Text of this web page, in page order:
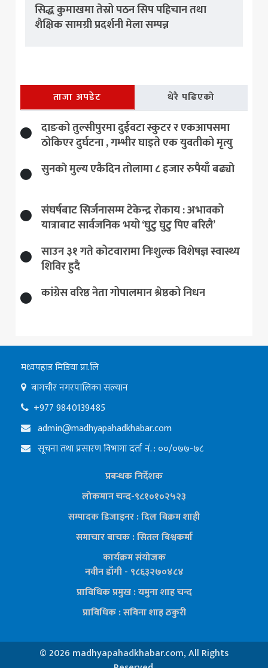
सिद्ध कुमाखमा तेस्रो पठन सिप पहिचान तथा
शैक्षिक सामग्री प्रदर्शनी मेला सम्पन्न
ताजा अपडेट धेरै पढिएको
दाङको तुल्सीपुरमा दुईवटा स्कुटर र एकआपसमा
ठोकिएर दुर्घटना , गम्भीर घाइते एक युवतीको मृत्यु
सुनकाे मुल्य एकैदिन तोलामा ८ हजार रुपैयाँ बढ्यो
संघर्षबाट सिर्जनासम्म टेकेन्द्र रोकाय : अभावको
यात्राबाट सार्वजनिक भयो ‘घुटु घुटु पिए बरिलै’
साउन ३१ गते कोटवारामा निःशुल्क विशेषज्ञ स्वास्थ्य
शिविर हुदै
कांग्रेस वरिष्ठ नेता गोपालमान श्रेष्ठको निधन
मध्यपहाड मिडिया प्रा.लि
बागचौर नगरपालिका सल्यान
+977 9840139485
admin@madhyapahadkhabar.com
सूचना तथा प्रसारण विभागा दर्ता नं. : ००/०७७-७८
प्रबन्धक निर्देशक
लोकमान चन्द-९८१०१०२५२३
सम्पादक डिजाइनर : दिल बिक्रम शाही
समाचार बाचक : सितलबिश्वकर्मा
कार्यक्रम संयोजक
नवीन डाँगी - ९८६३२७०४८४
प्राविधिक प्रमुख : यमुना शाह चन्द
प्राविधिक : सविना शाह ठकुरी
©2026 madhyapahadkhabar.com, All Rights